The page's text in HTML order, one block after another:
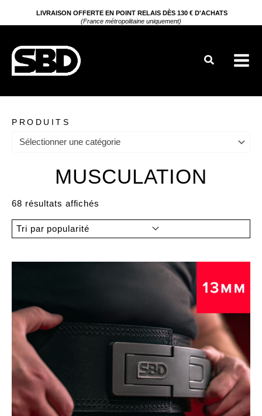
au
LIVRAISON OFFERTE EN POINT RELAIS DÈS 130 € D'ACHATS
(France métropolitaine uniquement)
Rechercher
PRODUITS
Sélectionner une catégorie
MUSCULATION
68 résultats affichés
popularité